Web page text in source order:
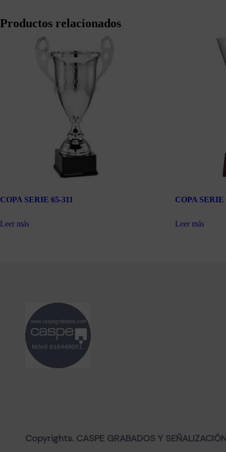
Productos relacionados
COPA SERIE 65-311
Leer más
COPA SERIE
Leer más
Copyrights. CASPE GRABADOS Y